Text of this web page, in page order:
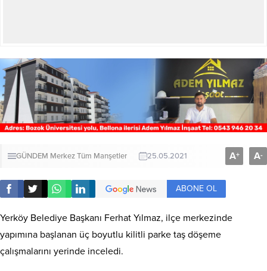
GÜNDEM MerkezTüm Manşetler 25.05.2021 A+ A-
ABONE OL
Yerköy Belediye Başkanı Ferhat Yılmaz, ilçe merkezinde
yapımına başlanan üç boyutlu kilitli parke taş döşeme
çalışmalarını yerinde inceledi.